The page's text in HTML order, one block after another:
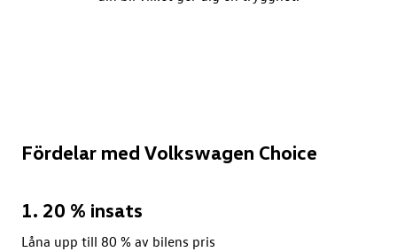
Fördelar med Volkswagen Choice
1. 20 % insats
Låna upp till 80 % av bilens pris